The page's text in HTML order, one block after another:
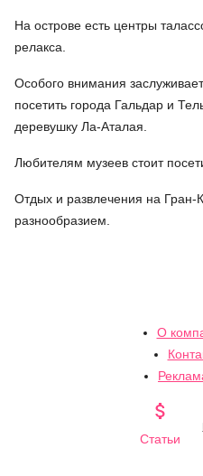
На острове есть центры
релакса.
Особого внимания
посетить города Гальдар и
деревушку Ла-Аталая.
Любителям музеев стоит
Отдых и развлечения на Гран-
разнообразием.
О

Статьи